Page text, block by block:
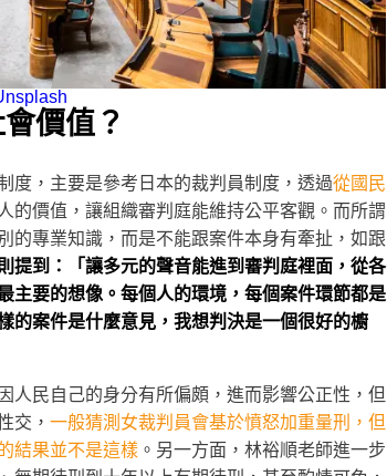
價值？
度，主要是參考日本的裁判員制度，透過從國民
的價值，讓組織審判庭能維持公平客觀。而所謂
的專業知識，而是不能跟案件本身有牽扯，如跟
提到：「讓多元的聲音能進到審判庭裡面，從各
主要的想像。每個人的環境，每個案件環節都是
的案件是什麼意見，我想判決是一個很好的櫥
人民自己的身分有所偏頗，進而影響公正性，但
交， 一般猜測女裁判員會基於憤怒加重量刑，但
結果並不是這樣 。另一方面，林裕順老師進一步